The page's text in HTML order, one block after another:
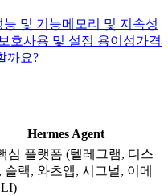
능 및 기능메모리 및 지속성
호사용 및 설정 용이성가격
까요?
Hermes Agent
심 플랫폼 (텔레그램, 디스
슬랙, 와츠앱, 시그널, 이메